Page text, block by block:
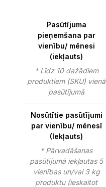
Pasūtījuma
pieņemšana par
vienību/ mēnesi
(iekļauts)
* Līdz 10 dažādiem
produktiem (SKU) vienā
pasūtījumā
Nosūtītie pasūtījumi
par vienību/ mēnesī
(Iekļauts)
* Pārvadāšanas
pasūtījumā iekļautas 5
vienības un/vai 3 kg
produktu (ieskaitot